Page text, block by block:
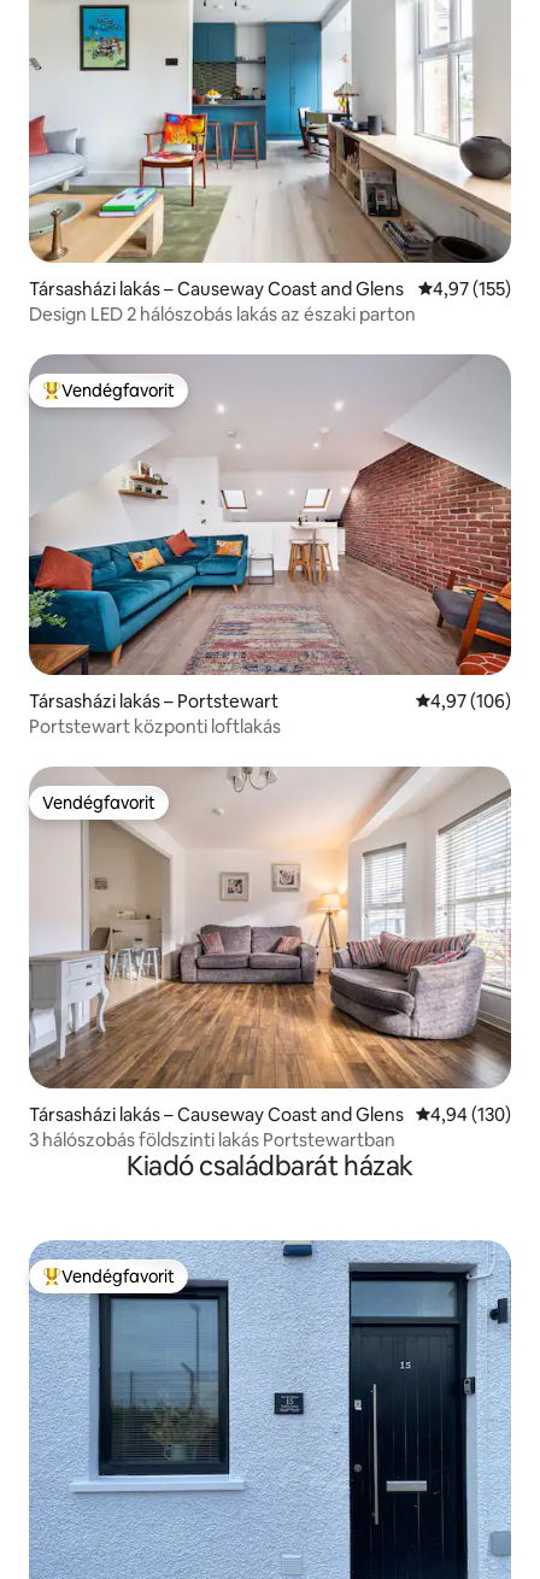
Társasházi lakás – Causeway Coast and Glens Átlagos
4,97 (155)
Design LED 2 hálószobás lakás az északi parton
Kiemelt vendégfavorit
Vendégfavorit
Társasházi lakás – Portstewart Átlagos
4,97 (106)
Portstewart központi loftlakás
Vendégfavorit
Vendégfavorit
Társasházi lakás – Causeway Coast and Glens Átlagos
4,94 (130)
3 hálószobás földszinti lakás Portstewartban
Kiadó családbarát házak
Kiemelt vendégfavorit
Vendégfavorit